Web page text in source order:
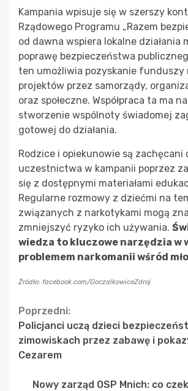
Kampania wpisuje się w szerszy
Rządowego Programu „Razem
od dawna wspiera lokalne działania
poprawę bezpieczeństwa
ten umożliwia pozyskanie funduszy
projektów przez samorządy,
oraz społeczne. Współpraca ta ma
stworzenie wspólnoty świadomej
gotowej do działania.
Rodzice i opiekunowie są zachęcani
uczestnictwa w kampanii poprzez
się z dostępnymi materiałami
Regularne rozmowy z dziećmi na
związanych z narkotykami mogą
zmniejszyć ryzyko ich używania.
wiedza to kluczowe narzędzia w
problemem narkomanii wśród
Źródło: facebook.com/GoczalkowiceZdroj
Continue
Reading
Poprzedni:
Policjanci uczą dzieci
zimowiskach przez zabawę i
Cezarem
Nowy zarząd OSP Mnich: co